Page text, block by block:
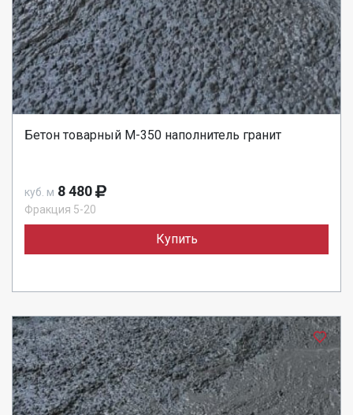
Бетон товарный М-350 наполнитель гранит
куб. м 8 480
Фракция 5-20
Купить